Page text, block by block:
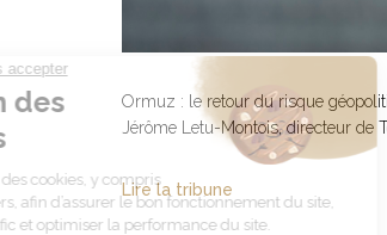
Ormuz : le retour du risque
Jérôme Letu-Montois, directeur de
Lire la tribune